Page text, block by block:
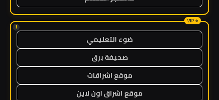
!
ضوء التعليمي
صحيفة برق
موقع اشراقات
موقع اشراق اون لاين